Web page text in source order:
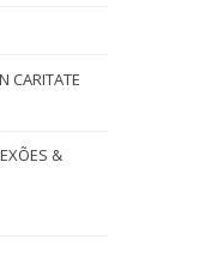
CARITATE
&